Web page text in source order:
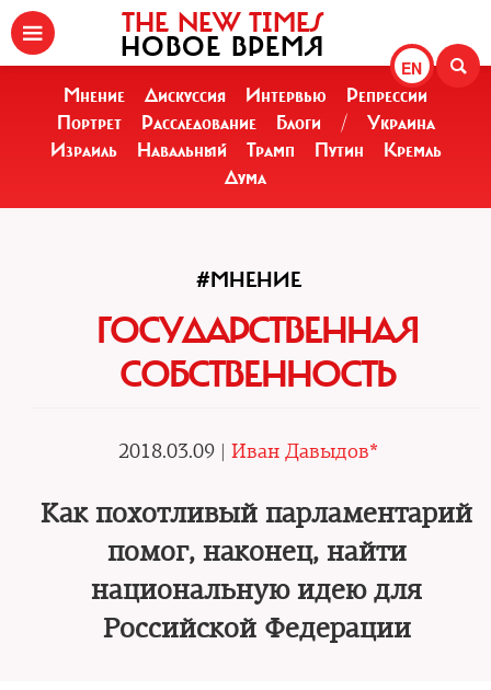
EN
THE NEW TIMES
НОВОЕ ВРЕМЯ
Мнение Дискуссия Интервью
Репрессии
Портрет
Расследование Блоги /
Украина
Израиль
Навальный Трамп Путин
Кремль
Дума
#МНЕНИЕ
ГОСУДАРСТВЕННАЯ
СОБСТВЕННОСТЬ
2018.03.09 | Иван Давыдов*
Как похотливый парламентарий
помог, наконец, найти
национальную идею для
Российской Федерации